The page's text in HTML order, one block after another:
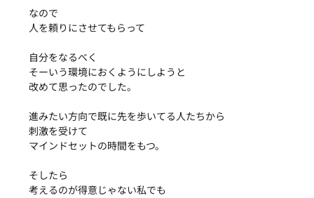
なので
人を頼りにさせてもらって
自分をなるべく
そーいう環境におくようにしようと
改めて思ったのでした。
進みたい方向で既に先を歩いてる人たちから
刺激を受けて
マインドセットの時間をもつ。
そしたら
考えるのが得意じゃない私でも